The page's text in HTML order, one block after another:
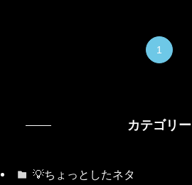
1
カテゴリー
💡ちょっとしたネタ